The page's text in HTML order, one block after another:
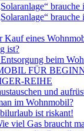
Kauf eines
ist?
beim
FÜR
REIHE
und
im Wohnmobil?
ist riskant!
viel Gas braucht